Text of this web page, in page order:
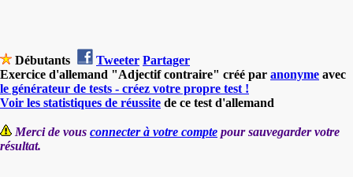
Débutants Tweeter Partager
Exercice d'allemand "Adjectif contraire" créé par anonyme avec
le générateur de tests - créez votre propre test !
Voir les statistiques de réussite de ce test d'allemand
Merci de vous connecter à votre compte pour sauvegarder votre
résultat.